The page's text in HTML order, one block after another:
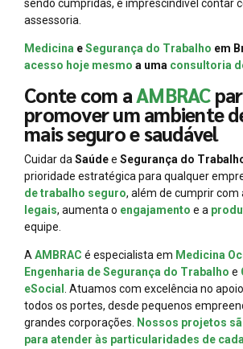
sendo cumpridas, é imprescindível contar
assessoria.
Medicina eSegurança do Trabalho em
acesso hoje mesmo a uma consultoria
Conte com aAMBRAC
promover um ambiente
mais seguro e saudável
Cuidar da Saúdee Segurança do
prioridade estratégica para qualquer
de trabalho seguro, além de cumprir com
legais, aumenta o engajamento e a
equipe.
A AMBRAC é especialista em Medicina
Engenharia de Segurança do Trabalho e
eSocial
. Atuamos com excelência no
todos os portes, desde pequenos
grandes corporações.
Nossos projetos
para atender às particularidades de